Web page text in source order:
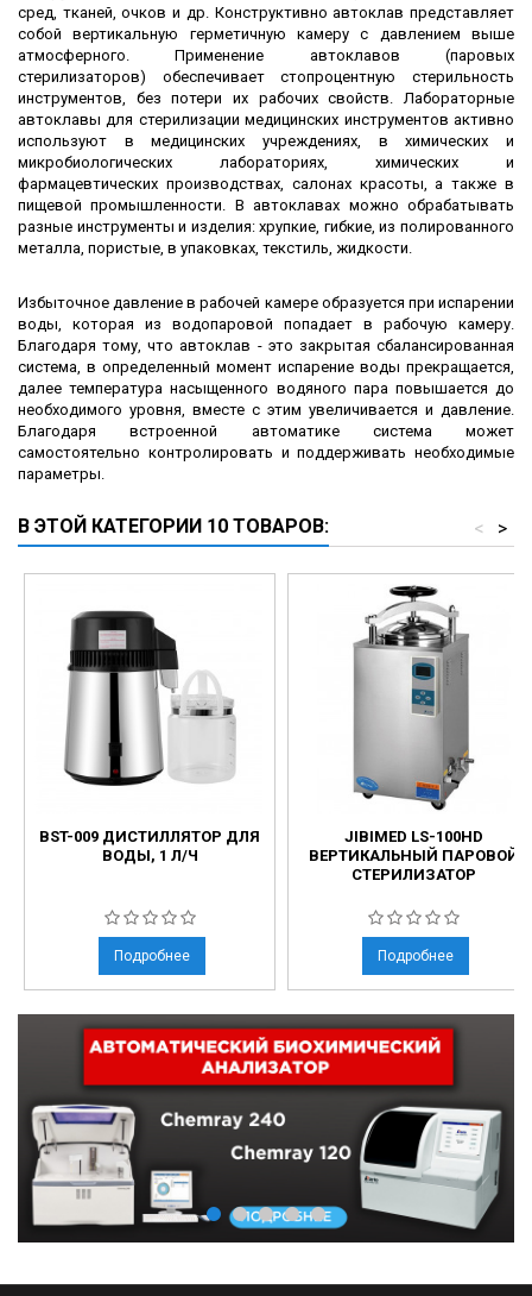
сред, тканей, очков и др. Конструктивно автоклав представляет
собой вертикальную герметичную камеру с давлением выше
атмосферного. Применение автоклавов (паровых
стерилизаторов) обеспечивает стопроцентную стерильность
инструментов, без потери их рабочих свойств. Лабораторные
автоклавы для стерилизации медицинских инструментов активно
используют в медицинских учреждениях, в химических и
микробиологических лабораториях, химических и
фармацевтических производствах, салонах красоты, а также в
пищевой промышленности. В автоклавах можно обрабатывать
разные инструменты и изделия: хрупкие, гибкие, из полированного
металла, пористые, в упаковках, текстиль, жидкости.
Избыточное давление в рабочей камере образуется при испарении
воды, которая из водопаровой попадает в рабочую камеру.
Благодаря тому, что автоклав - это закрытая сбалансированная
система, в определенный момент испарение воды прекращается,
далее температура насыщенного водяного пара повышается до
необходимого уровня, вместе с этим увеличивается и давление.
Благодаря встроенной автоматике система может
самостоятельно контролировать и поддерживать необходимые
параметры.
В ЭТОЙ КАТЕГОРИИ 10 ТОВАРОВ: >
<
BST-009 ДИСТИЛЛЯТОР ДЛЯ
ВОДЫ, 1 Л/Ч
Подробнее
JIBIMED LS-100HD
ВЕРТИКАЛЬНЫЙ ПАРОВОЙ
СТЕРИЛИЗАТОР
Подробнее